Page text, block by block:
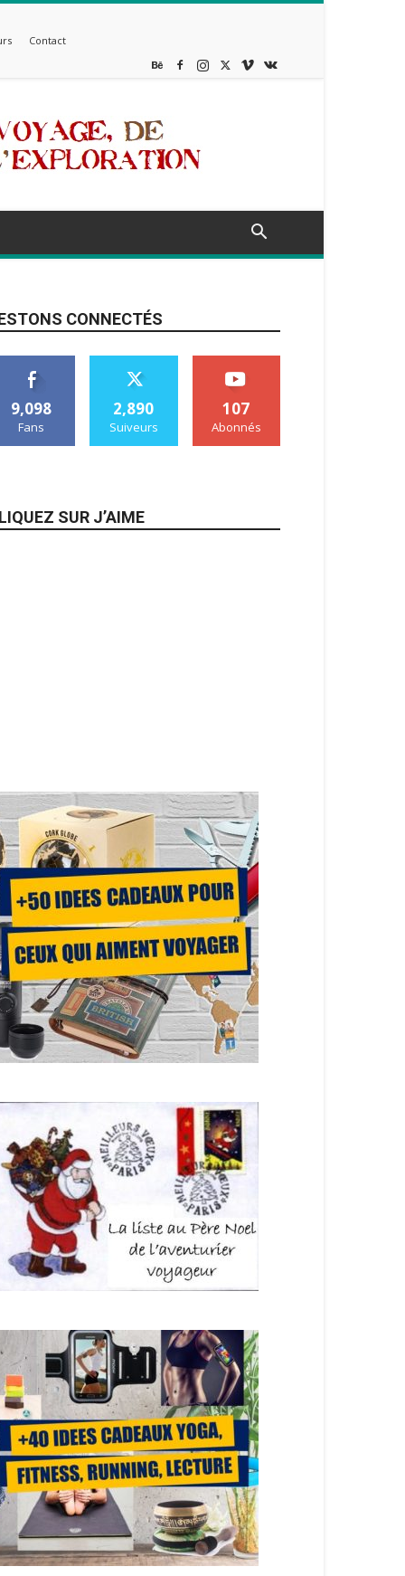
Contact
CONNECTÉS
9,098
Fans
2,890
Suiveurs
107
Abonnés
SUR J’AIME